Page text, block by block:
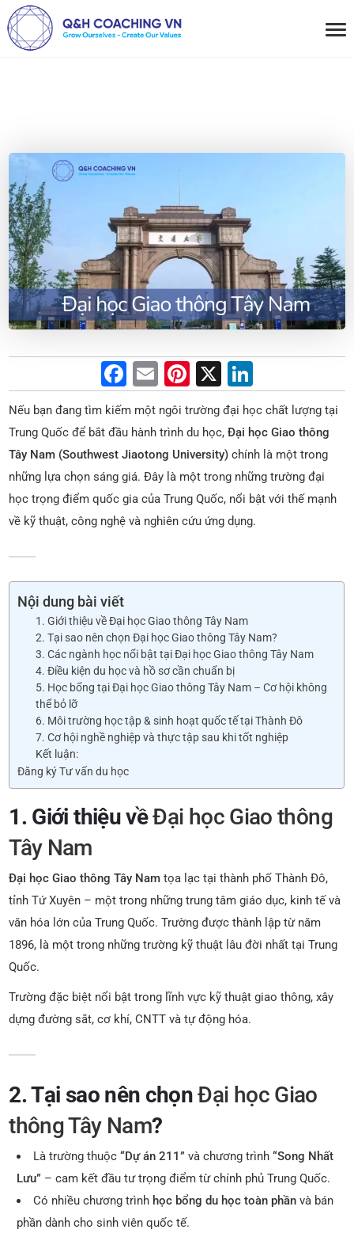
F
a
c
e
b
o
o
E
m
ai
l
Pi
nt
er
e
st
X
n
k
e
dI
n
Nếu bạn đang tìm kiếm một ngôi trường đại học chất lượng tại
Trung Quốc để bắt đầu hành trình du học,Đại học Giao thông
Tây Nam (Southwest Jiaotong University) chính là một trong
những lựa chọn sáng giá. Đây là một trong những trường đại
học trọng điểm quốc gia của Trung Quốc, nổi bật với thế mạnh
về kỹ thuật, công nghệ và nghiên cứu ứng dụng.
Nội dung bài viết
1. Giới thiệu về Đại học Giao thông Tây Nam
2. Tại sao nên chọn Đại học Giao thông Tây Nam?
3. Các ngành học nổi bật tại Đại học Giao thông Tây Nam
4. Điều kiện du học và hồ sơ cần chuẩn bị
5. Học bổng tại Đại học Giao thông Tây Nam – Cơ hội không
thể bỏ lỡ
6. Môi trường học tập & sinh hoạt quốc tế tại Thành Đô
7. Cơ hội nghề nghiệp và thực tập sau khi tốt nghiệp
Kết luận:
Đăng ký Tư vấn du học
1. Giới thiệu vềĐại học Giao thông
Tây Nam
Đại học Giao thông Tây Nam tọa lạc tại thành phố Thành Đô,
tỉnh Tứ Xuyên – một trong những trung tâm giáo dục, kinh tế và
văn hóa lớn của Trung Quốc. Trường được thành lập từ năm
1896, là một trong những trường kỹ thuật lâu đời nhất tại Trung
Quốc.
Trường đặc biệt nổi bật trong lĩnh vực kỹ thuật giao thông, xây
dựng đường sắt, cơ khí, CNTT và tự động hóa.
2. Tại sao nên chọnĐại học Giao
thông Tây Nam?
Là trường thuộc“Dự án 211” và chương trình“Song Nhất
Lưu” – cam kết đầu tư trọng điểm từ chính phủ Trung Quốc.
Có nhiều chương trình học bổng du học toàn phần và bán
phần dành cho sinh viên quốc tế.